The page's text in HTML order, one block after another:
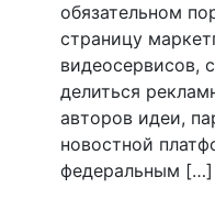
обязательном
страницу
видеосервисов,
делиться
авторов идеи,
новостной
федеральным […]